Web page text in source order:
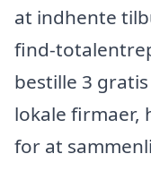
at indhente
find-
bestille 3
lokale firmaer,
for at